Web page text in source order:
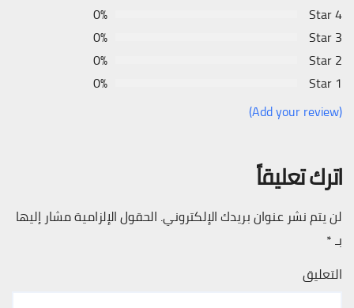
4 Star
0%
3 Star
0%
2 Star
0%
1 Star
0%
(Add your review)
اترك تعليقاً
لن يتم نشر عنوان بريدك الإلكتروني. الحقول الإلزامية مشار إليها
بـ*
التعليق